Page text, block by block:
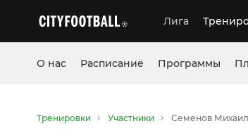
Лига
О нас Расписание Программы
Тренировки Участники Семенов